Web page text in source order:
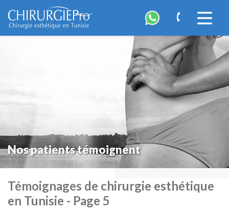
ChirurgiePro
Accéder
Nos patients témoignent
Témoignages de chirurgie esthétique
en Tunisie - Page 5